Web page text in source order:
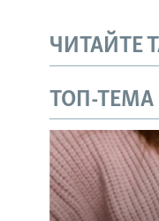
ЧИТАЙТЕ
ТОП-ТЕМА